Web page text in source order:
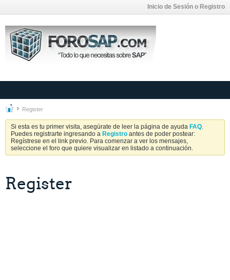
Inicio de Sesión o Registro
Register
Si esta es tu primer visita, asegúrate de leer la página de ayuda FAQ.
Puedes registrarte ingresando a Registro antes de poder postear:
Regístrese en el link previo. Para comenzar a ver los mensajes,
seleccione el foro que quiere visualizar en listado a continuación.
Register